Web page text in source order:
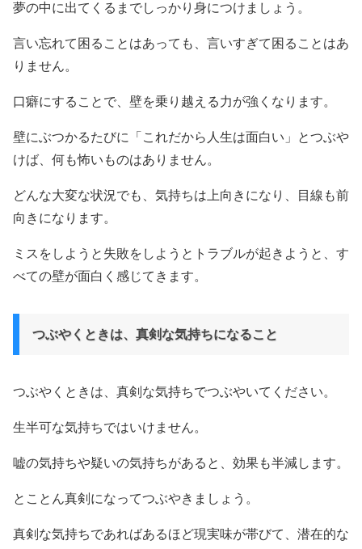
夢の中に出てくるまでしっかり身につけましょう。
言い忘れて困ることはあっても、言いすぎて困ることはあ
りません。
口癖にすることで、壁を乗り越える力が強くなります。
壁にぶつかるたびに「これだから人生は面白い」とつぶや
けば、何も怖いものはありません。
どんな大変な状況でも、気持ちは上向きになり、目線も前
向きになります。
ミスをしようと失敗をしようとトラブルが起きようと、す
べての壁が面白く感じてきます。
つぶやくときは、真剣な気持ちになること
つぶやくときは、真剣な気持ちでつぶやいてください。
生半可な気持ちではいけません。
嘘の気持ちや疑いの気持ちがあると、効果も半減します。
とことん真剣になってつぶやきましょう。
真剣な気持ちであればあるほど現実味が帯びて、潜在的な